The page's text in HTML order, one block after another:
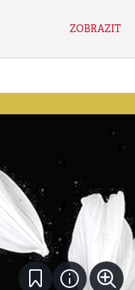
ZOBRAZIT